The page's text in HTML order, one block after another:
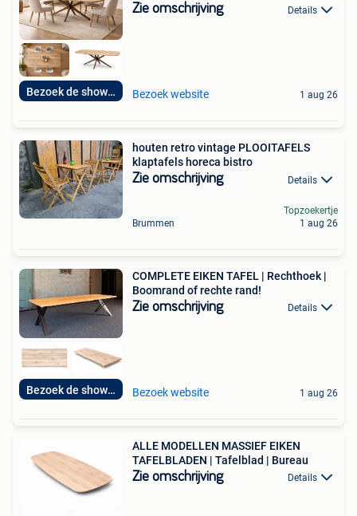
Bezoek de showroom
Zie omschrijving Details
Bezoek website 1 aug 26
houten retro vintage PLOOITAFELS
klaptafels horeca bistro
Zie omschrijving Details
Brummen
Topzoekertje
1 aug 26
Bezoek de showroom
COMPLETE EIKEN TAFEL | Rechthoek |
Boomrand of rechte rand!
Zie omschrijving Details
Bezoek website 1 aug 26
ALLE MODELLEN MASSIEF EIKEN
TAFELBLADEN | Tafelblad | Bureau
Zie omschrijving Details